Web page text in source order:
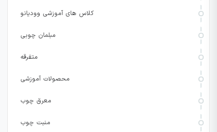
کلاس های آموزشی وودیانو
مبلمان چوبی
متفرقه
محصولات آموزشی
معرق چوب
منبت چوب